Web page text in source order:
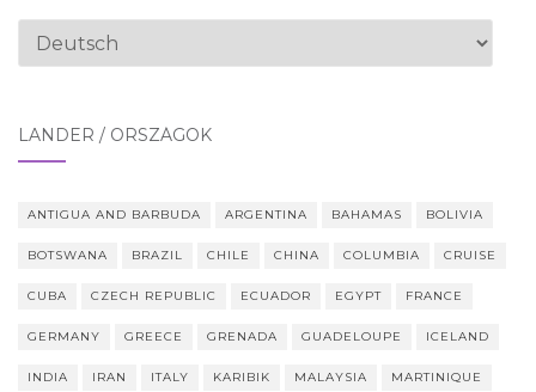
Sprache
LÄNDER / ORSZÁGOK
ANTIGUA AND BARBUDA ARGENTINA BAHAMAS BOLIVIA
BOTSWANA BRAZIL CHILE CHINA COLUMBIA CRUISE
CUBA CZECH REPUBLIC ECUADOR EGYPT FRANCE
GERMANY GREECE GRENADA GUADELOUPE ICELAND
INDIA IRAN ITALY KARIBIK MALAYSIA MARTINIQUE